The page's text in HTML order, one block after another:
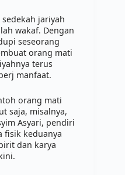
jariyah
wakaf. Dengan
seseorang
orang mati
terus
manfaat.
orang mati
saja, misalnya,
Asyari, pendiri
fisik keduanya
dan karya